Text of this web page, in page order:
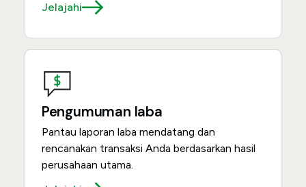
Jelajahi
Pengumuman laba
Pantau laporan laba mendatang dan
rencanakan transaksi Anda berdasarkan hasil
perusahaan utama.